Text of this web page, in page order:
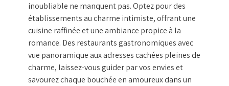
inoubliable ne manquent pas. Optez pour des
établissements au charme intimiste, offrant une
cuisine raffinée et une ambiance propice à la
romance. Des restaurants gastronomiques avec
vue panoramique aux adresses cachées pleines de
charme, laissez-vous guider par vos envies et
savourez chaque bouchée en amoureux dans un